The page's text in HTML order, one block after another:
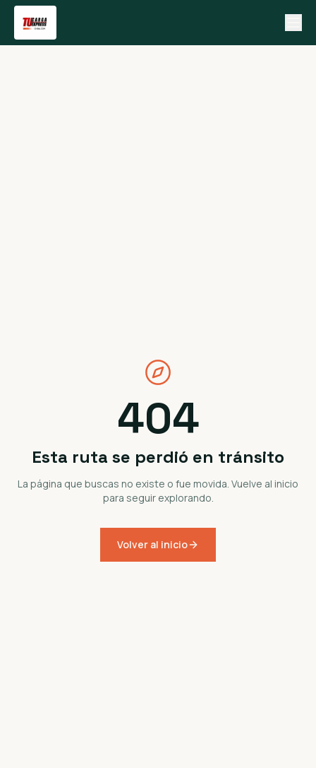
404
Esta ruta se perdió en tránsito
La página que buscas no existe o fue movida. Vuelve al inicio
para seguir explorando.
Volver al inicio